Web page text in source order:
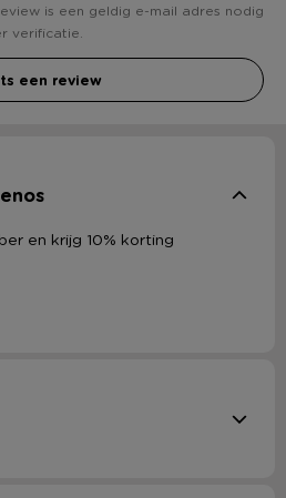
is een geldig e-mail adres nodig
verificatie.
een review
en krijg 10% korting